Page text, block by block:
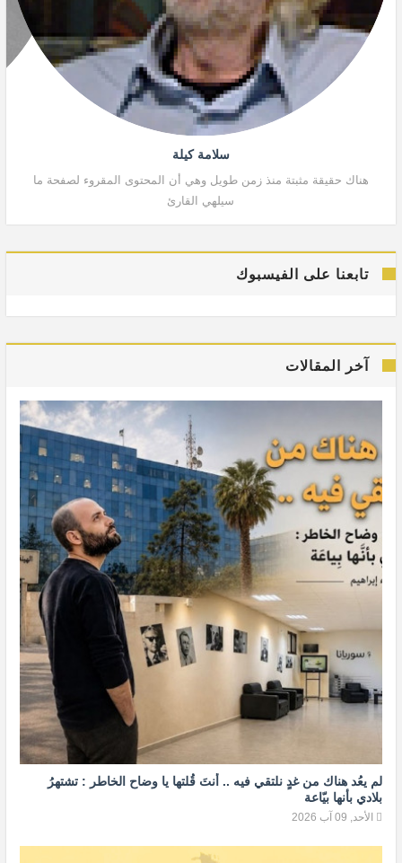
سلامة كيلة
هناك حقيقة مثبتة منذ زمن طويل وهي أن المحتوى المقروء لصفحة ما
سيلهي القارئ
تابعنا على الفيسبوك
آخر المقالات
لم يعُد هناك من غدٍ نلتقي فيه .. أنتَ قُلتها يا وضاح الخاطر : تشتهرُ
بلادي بأنها بيّاعة
الأحد, 09 آب 2026